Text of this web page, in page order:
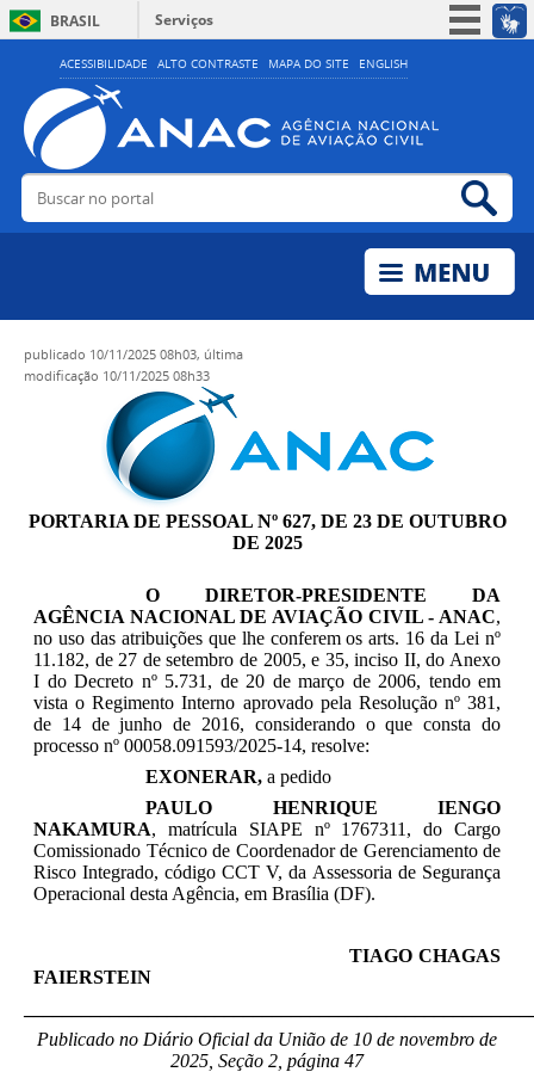
ACESSIBILIDADE ALTO CONTRASTE MAPA DO SITE ENGLISH
BRASIL
Serviços
Simplifique!
Acesso à informação
Legislação
Buscar no portal
publicado 10/11/2025 08h03, última
modificação 10/11/2025 08h33
PORTARIA DE PESSOAL Nº 627, DE 23 DE OUTUBRO
DE 2025
O DIRETOR-PRESIDENTE DA
AGÊNCIA NACIONAL DE AVIAÇÃO CIVIL - ANAC,
no uso das atribuições que lhe conferem os arts. 16 da Lei nº
11.182, de 27 de setembro de 2005, e 35, inciso II, do Anexo
I do Decreto nº 5.731, de 20 de março de 2006, tendo em
vista o Regimento Interno aprovado pela Resolução nº 381,
de 14 de junho de 2016, considerando o que consta do
processo nº 00058.091593/2025-14, resolve:
EXONERAR,a pedido
PAULO HENRIQUE IENGO
NAKAMURA,
matrícula SIAPE nº 1767311, do Cargo
Comissionado Técnico de Coordenador de Gerenciamento de
Risco Integrado, código CCT V, da Assessoria de Segurança
Operacional desta Agência, em Brasília (DF).
TIAGO CHAGAS
FAIERSTEIN
Publicado no Diário Oficial da União de 10 de novembro de
2025, Seção 2, página 47